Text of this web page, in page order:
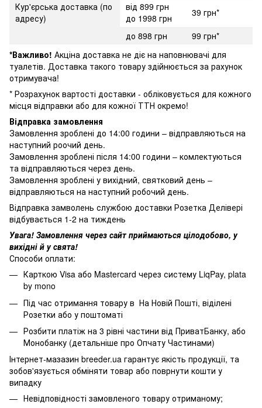
Кур'єрська доставка (по
адресу)
від 899 грн
до 1998 грн
39 грн*
до 898 грн
99 грн*
*Важливо! Акціна доставка не діє на наповнювачі для
туалетів. Доставка такого товару здійнюється за рахунок
отримувача!
* Розрахунок вартості доставки - обліковується для кожного
місця відправки або для кожної ТТН окремо!
Відправка замовлення
Замовлення зроблені до 14:00 години – відправляються на
наступний роочий день.
Замовлення зроблені після 14:00 години – комлектуються
та відправляються через день.
Замовлення зроблені у вихідний, святковий день –
відправляються на наступний робочий день.
Відправка замволень службою доставки Розетка Делівері
відбувається 1-2 на тиждень
Увага! Замовлення через сайт приймаються цілодобово, у
вихідні й у свята!
Способи оплати:
Карткою Visa або Mastercard через систему LiqPay, plata
by mono
Під час отримання товару в На Новій Пошті, віділені
Розетки або у поштоматі
Розбити платіж на 3 рівні частини від ПриватБанку, або
Монобанку (детальніше про Опчату Частинами)
Інтернет-мазазин breeder.ua гарантує якість продукції, та
зобов'язується обміняти товар або поврнути кошти у
випадку
Невідповідності замовленого товару отриманому;